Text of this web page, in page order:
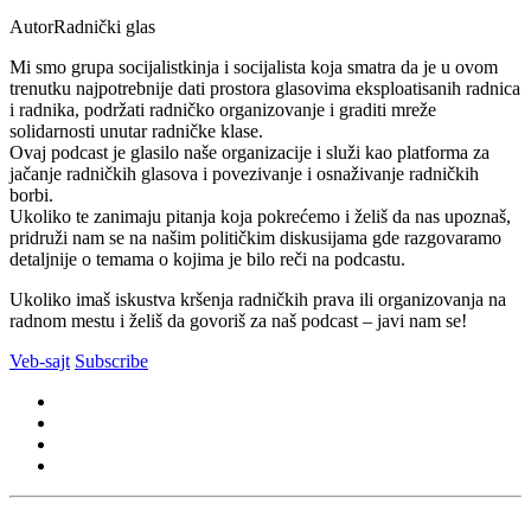
AutorRadnički glas
Mi smo grupa socijalistkinja i socijalista koja smatra da je u ovom
trenutku najpotrebnije dati prostora glasovima eksploatisanih radnica
i radnika, podržati radničko organizovanje i graditi mreže
solidarnosti unutar radničke klase.
Ovaj podcast je glasilo naše organizacije i služi kao platforma za
jačanje radničkih glasova i povezivanje i osnaživanje radničkih
borbi.
Ukoliko te zanimaju pitanja koja pokrećemo i želiš da nas upoznaš,
pridruži nam se na našim političkim diskusijama gde razgovaramo
detaljnije o temama o kojima je bilo reči na podcastu.
Ukoliko imaš iskustva kršenja radničkih prava ili organizovanja na
radnom mestu i želiš da govoriš za naš podcast – javi nam se!
Veb-sajt Subscribe